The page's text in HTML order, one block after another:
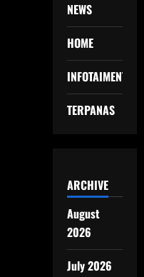
NEWS
HOME
INFOTAIMENT
TERPANAS
ARCHIVE
August
2026
July 2026